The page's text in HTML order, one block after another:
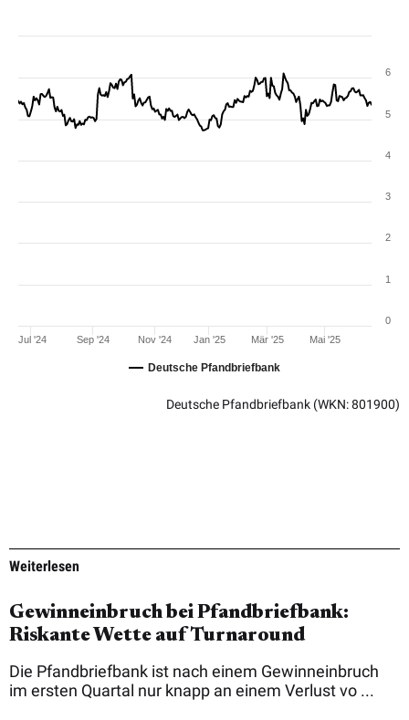
Deutsche Pfandbriefbank
Jul '24 Sep '24 Nov '24 Jan '25 Mär '25 Mai '25
0
1
2
3
4
5
6
Deutsche Pfandbriefbank (WKN: 801900)
Weiterlesen
Gewinneinbruch bei Pfandbriefbank:
Riskante Wette auf Turnaround
Die Pfandbriefbank ist nach einem Gewinneinbruch
im ersten Quartal nur knapp an einem Verlust vo ...